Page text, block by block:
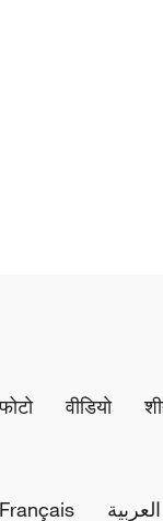
फोटो वीडियो
Français العربية